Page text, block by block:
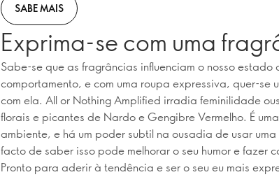
SABE MAIS
Exprima-se com uma
Sabe-se que as fragrâncias influenciam o nosso
comportamento, e com uma roupa expressiva, quer-se
com ela. All or Nothing Amplified irradia feminilidade
florais e picantes de Nardo e Gengibre Vermelho. É
ambiente, e há um poder subtil na ousadia de usar
facto de saber isso pode melhorar o seu humor e fazer
Pronto para aderir à tendência e ser o seu eu mais